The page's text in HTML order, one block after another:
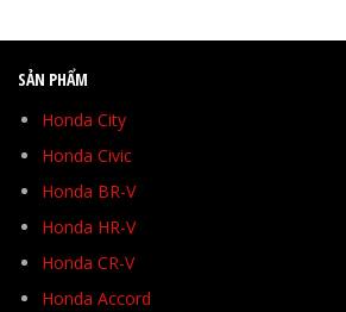
SẢN PHẨM
Honda City
Honda Civic
Honda BR-V
Honda HR-V
Honda CR-V
Honda Accord